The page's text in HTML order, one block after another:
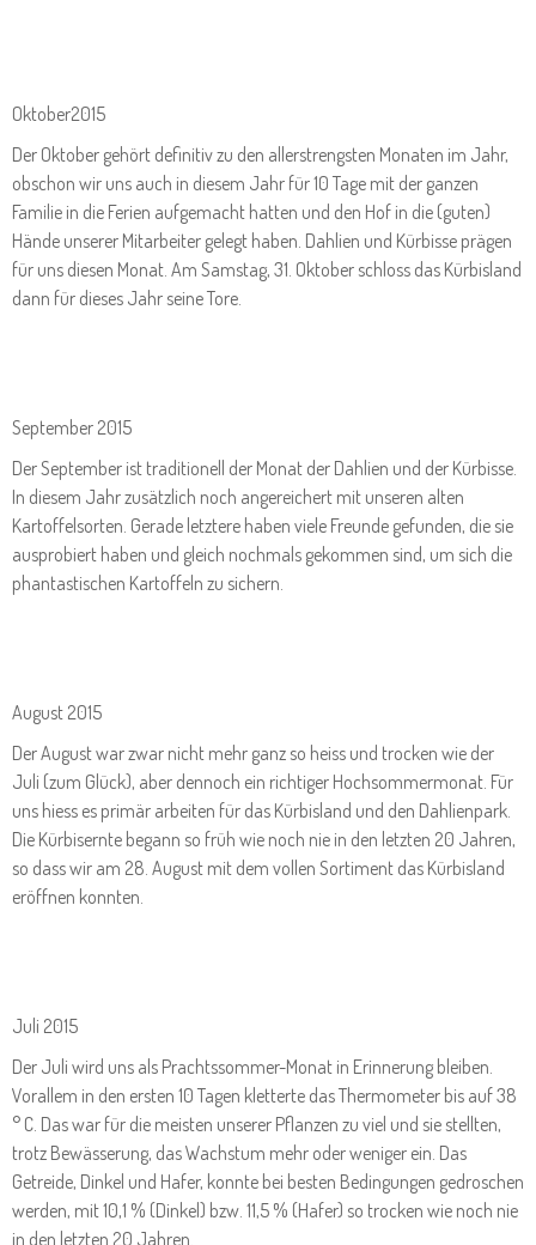
Oktober2015
Der Oktober gehört definitiv zu den allerstrengsten Monaten im Jahr,
obschon wir uns auch in diesem Jahr für 10 Tage mit der ganzen
Familie in die Ferien aufgemacht hatten und den Hof in die (guten)
Hände unserer Mitarbeiter gelegt haben. Dahlien und Kürbisse prägen
für uns diesen Monat. Am Samstag, 31. Oktober schloss das Kürbisland
dann für dieses Jahr seine Tore.
September 2015
Der September ist traditionell der Monat der Dahlien und der Kürbisse.
In diesem Jahr zusätzlich noch angereichert mit unseren alten
Kartoffelsorten. Gerade letztere haben viele Freunde gefunden, die sie
ausprobiert haben und gleich nochmals gekommen sind, um sich die
phantastischen Kartoffeln zu sichern.
August 2015
Der August war zwar nicht mehr ganz so heiss und trocken wie der
Juli (zum Glück), aber dennoch ein richtiger Hochsommermonat. Für
uns hiess es primär arbeiten für das Kürbisland und den Dahlienpark.
Die Kürbisernte begann so früh wie noch nie in den letzten 20 Jahren,
so dass wir am 28. August mit dem vollen Sortiment das Kürbisland
eröffnen konnten.
Juli 2015
Der Juli wird uns als Prachtssommer-Monat in Erinnerung bleiben.
Vorallem in den ersten 10 Tagen kletterte das Thermometer bis auf 38
° C. Das war für die meisten unserer Pflanzen zu viel und sie stellten,
trotz Bewässerung, das Wachstum mehr oder weniger ein. Das
Getreide, Dinkel und Hafer, konnte bei besten Bedingungen gedroschen
werden, mit 10,1 % (Dinkel) bzw. 11,5 % (Hafer) so trocken wie noch nie
in den letzten 20 Jahren.